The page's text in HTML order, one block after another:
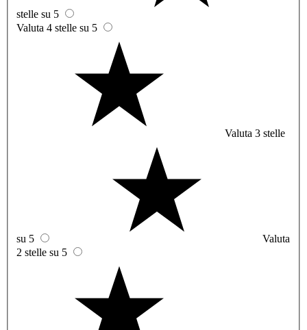
stelle su 5
Valuta 4 stelle su 5
Valuta 3 stelle
su 5
Valuta
2 stelle su 5